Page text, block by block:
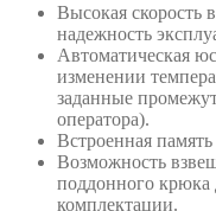
Высокая скорость
надежность
Автоматическая
изменении
заданные
оператора).
Встроенная память
Возможность
поддонного крюка
комплектации.